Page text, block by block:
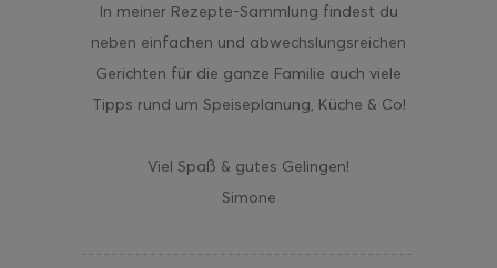
In meiner Rezepte-Sammlung findest du
neben einfachen und abwechslungsreichen
Gerichten für die ganze Familie auch viele
Tipps rund um Speiseplanung, Küche & Co!
Viel Spaß & gutes Gelingen!
Simone